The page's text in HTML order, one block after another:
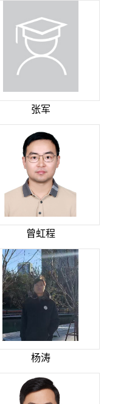
张军
曾虹程
杨涛